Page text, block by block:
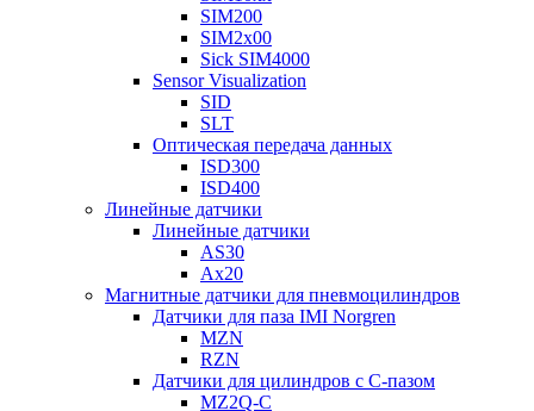
SIM200
SIM2x00
Sick SIM4000
Sensor Visualization
SID
SLT
Оптическая передача данных
ISD300
ISD400
Линейные датчики
Линейные датчики
AS30
Ax20
Магнитные датчики для пневмоцилиндров
Датчики для паза IMI Norgren
MZN
RZN
Датчики для цилиндров с С-пазом
MZ2Q-C